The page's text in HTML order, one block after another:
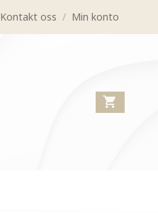
Kontakt oss / Min konto